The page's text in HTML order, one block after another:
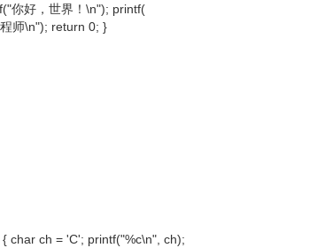
你好，世界！\n"); printf(
师\n"); return 0; }
char ch = 'C'; printf("%c\n", ch);